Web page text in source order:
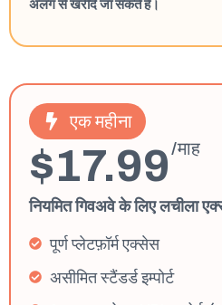
अलग से खरीदे जा सकते हैं।
एक महीना
$17.99/माह
नियमित गिवअवे के लिए लचीला
पूर्ण प्लेटफ़ॉर्म एक्सेस
असीमित स्टैंडर्ड इम्पोर्ट